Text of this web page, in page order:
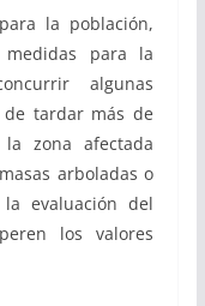
la población,
medidas para la
algunas
tardar más de
zona afectada
arboladas o
evaluación del
los valores